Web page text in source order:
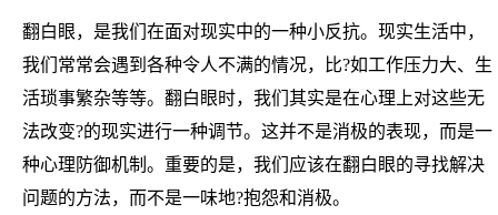
翻白眼，是我们在面对现实中的一种小反抗。现实生活中，
我们常常会遇到各种令人不满的情况，比?如工作压力大、生
活琐事繁杂等等。翻白眼时，我们其实是在心理上对这些无
法改变?的现实进行一种调节。这并不是消极的表现，而是一
种心理防御机制。重要的是，我们应该在翻白眼的寻找解决
问题的方法，而不是一味地?抱怨和消极。